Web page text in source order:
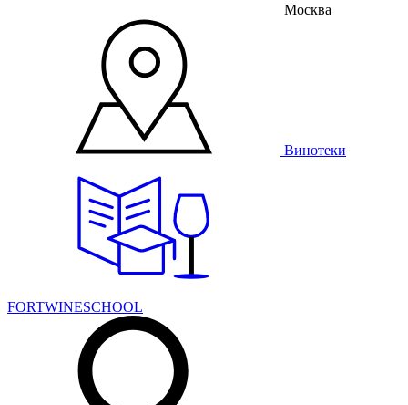
Москва
Винотеки
FORTWINESCHOOL